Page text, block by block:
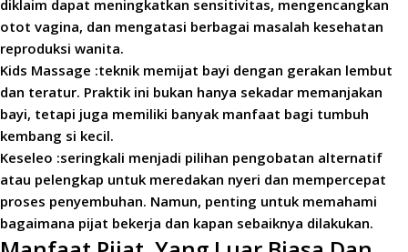
diklaim dapat meningkatkan sensitivitas, mengencangkan
otot vagina, dan mengatasi berbagai masalah kesehatan
reproduksi wanita.
Kids Massage :teknik memijat bayi dengan gerakan lembut
dan teratur. Praktik ini bukan hanya sekadar memanjakan
bayi, tetapi juga memiliki banyak manfaat bagi tumbuh
kembang si kecil.
Keseleo :seringkali menjadi pilihan pengobatan alternatif
atau pelengkap untuk meredakan nyeri dan mempercepat
proses penyembuhan. Namun, penting untuk memahami
bagaimana pijat bekerja dan kapan sebaiknya dilakukan.